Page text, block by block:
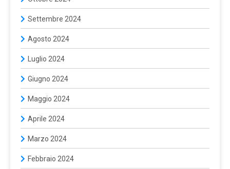
Settembre 2024
Agosto 2024
Luglio 2024
Giugno 2024
Maggio 2024
Aprile 2024
Marzo 2024
Febbraio 2024